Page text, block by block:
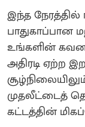
இந்த
பாதுகாப்பான
உங்களின்
அதிரடி ஏற்ற
முதலீட்டைத்
கட்டத்தின்